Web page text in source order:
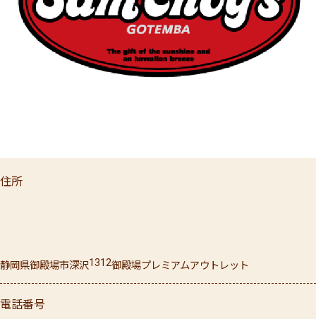
住所
静岡県御殿場市深沢1312御殿場プレミアムアウトレット
電話番号